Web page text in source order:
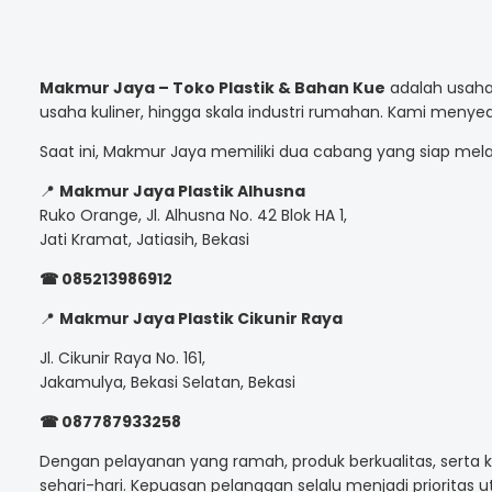
Makmur Jaya – Toko Plastik & Bahan Kue adalah
usaha kuliner, hingga skala industri rumahan. Kami
Saat ini, Makmur Jaya memiliki dua cabang yang siap
📍 Makmur Jaya Plastik Alhusna
Ruko Orange, Jl. Alhusna No. 42 Blok HA 1,
Jati Kramat, Jatiasih, Bekasi
☎ 085213986912
📍 Makmur Jaya Plastik Cikunir Raya
Jl. Cikunir Raya No. 161,
Jakamulya, Bekasi Selatan, Bekasi
☎ 087787933258
Dengan pelayanan yang ramah, produk berkualitas,
sehari-hari. Kepuasan pelanggan selalu menjadi prioritas